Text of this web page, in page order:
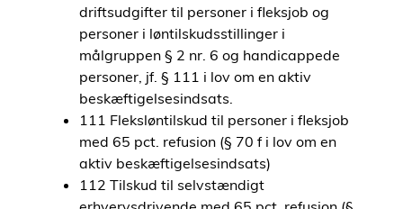
driftsudgifter til personer i fleksjob og
personer i løntilskudsstillinger i
målgruppen § 2 nr. 6 og handicappede
personer, jf. § 111 i lov om en aktiv
beskæftigelsesindsats.
111 Fleksløntilskud til personer i fleksjob
med 65 pct. refusion (§ 70 f i lov om en
aktiv beskæftigelsesindsats)
112 Tilskud til selvstændigt